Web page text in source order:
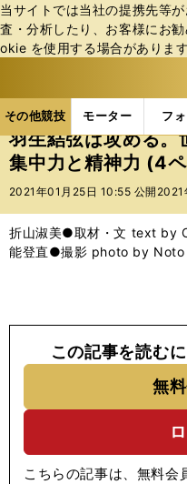
当サイトでは当社の提携先等
査・分析したり、お客様にお
okie を使⽤する場合がありま
その他競技 モーター フ
ス
ポ
ル
バ
その他競技の記事一覧
羽生結弦は攻める。
集中力と精神力 (4
2021年01月25日 10:55 公開 2021
折山淑美●取材・文 text by
能登直●撮影 photo by Noto
この記事を読む
無
こちらの記事は、無料会